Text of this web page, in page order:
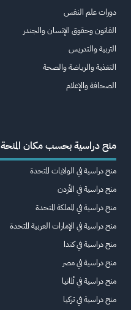
دورات علم النفس
القانون وحقوق الإنسان والجندر
التربية والتدريس
التغذية والرياضة والصحة
الصحافة والإعلام
منح دراسية بحسب مكان المنحة
منح دراسية في الولايات المتحدة
منح دراسية في الأردن
منح دراسية في المملكة المتحدة
منح دراسية في الإمارات العربية المتحدة
منح دراسية في كندا
منح دراسية في مصر
منح دراسية في ألمانيا
منح دراسية في تركيا